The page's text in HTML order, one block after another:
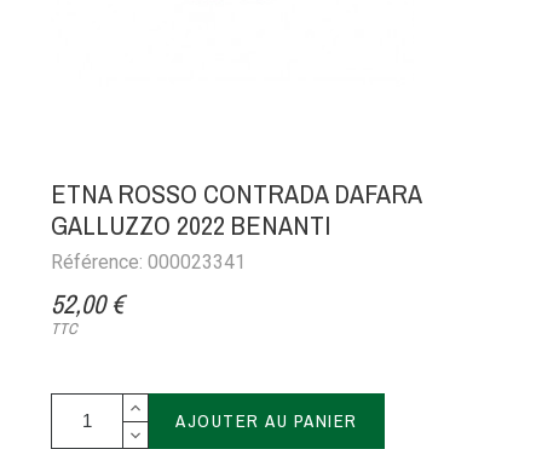
ETNA ROSSO CONTRADA DAFARA
GALLUZZO 2022 BENANTI
Référence: 000023341
52,00 €
TTC
AJOUTER AU PANIER